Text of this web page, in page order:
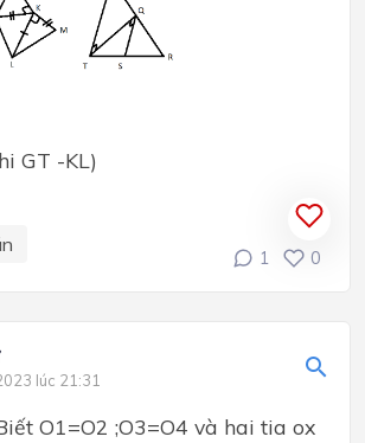
GT -KL)
1 0
lúc 21:31
O1=O2 ;O3=O4 và hai tia ox